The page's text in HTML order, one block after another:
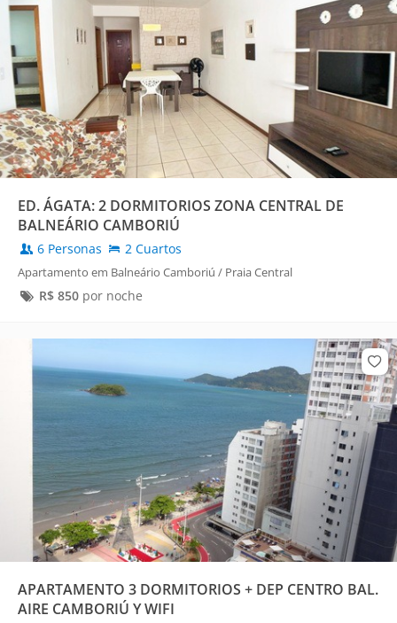
ED. ÁGATA: 2 DORMITORIOS ZONA CENTRAL DE
BALNEÁRIO CAMBORIÚ
6 Personas 2 Cuartos
Apartamento em Balneário Camboriú / Praia Central
R$ 850por noche
APARTAMENTO 3 DORMITORIOS + DEP CENTRO BAL.
AIRE CAMBORIÚ Y WIFI